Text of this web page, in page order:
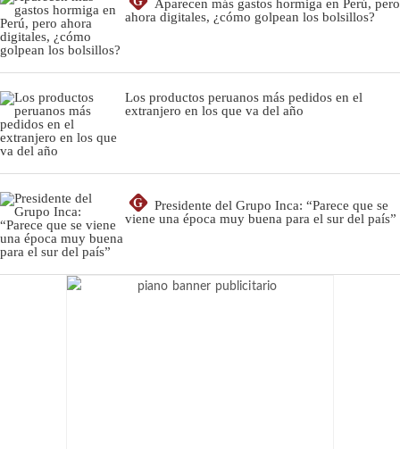
Aparecen más gastos hormiga en Perú, pero
ahora digitales, ¿cómo golpean los bolsillos?
Los productos peruanos más pedidos en el
extranjero en los que va del año
G
Presidente del Grupo Inca: “Parece que se
viene una época muy buena para el sur del país”